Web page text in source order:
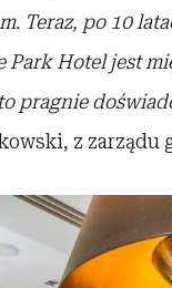
Teraz, po 10
Park Hotel jest
pragnie
z zarządu